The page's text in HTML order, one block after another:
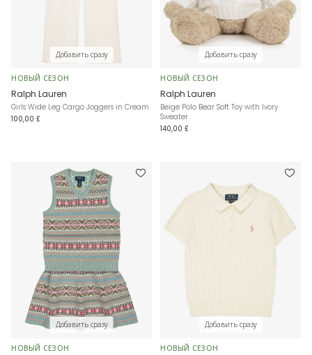
Добавить сразу
НОВЫЙ СЕЗОН
Ralph Lauren
Girls Wide Leg Cargo Joggers in Cream
100,00 £
Добавить сразу
НОВЫЙ СЕЗОН
Ralph Lauren
Beige Polo Bear Soft Toy with Ivory
Sweater
140,00 £
Добавить сразу
НОВЫЙ СЕЗОН
Добавить сразу
НОВЫЙ СЕЗОН